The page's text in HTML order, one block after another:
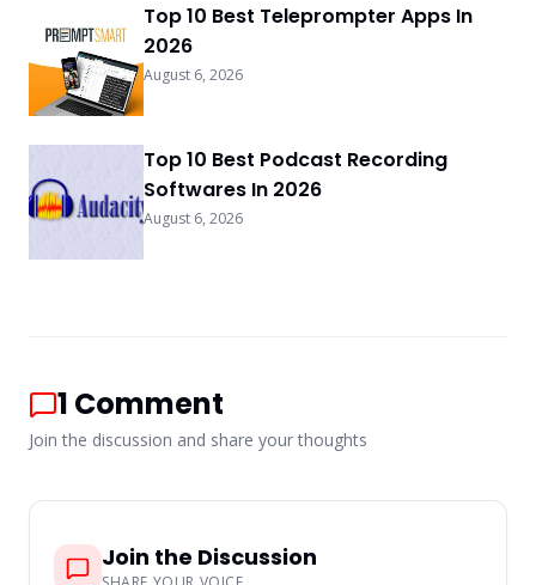
Top 10 Best Teleprompter Apps In
2026
August 6, 2026
Top 10 Best Podcast Recording
Softwares In 2026
August 6, 2026
1 Comment
Join the discussion and share your thoughts
Join the Discussion